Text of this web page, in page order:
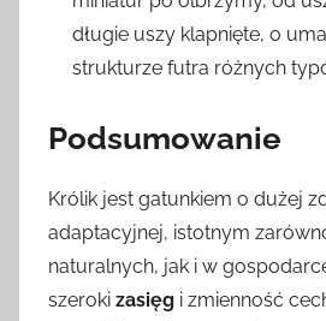
długie uszy klapnięte, o
strukturze futra różnych
Podsumowanie
Królik jest gatunkiem o dużej
adaptacyjnej, istotnym
naturalnych, jak i w
szeroki zasięg i zmienność